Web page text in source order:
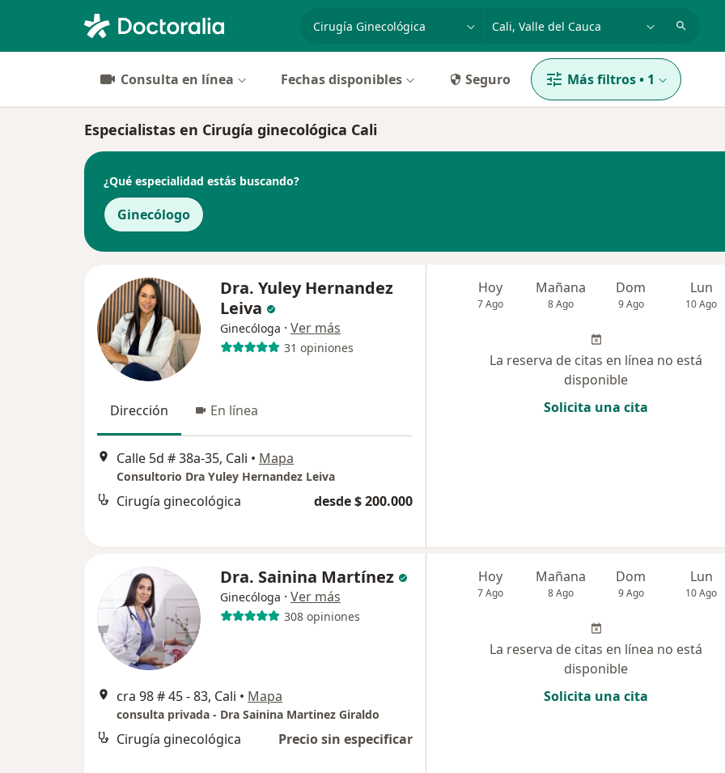
especialidad, enfermedad o nombre
Consulta en línea Fechas disponibles Seguro Más filtros• 1
Especialistas en Cirugía ginecológica Cali
¿Qué especialidad estás buscando?
Ginecólogo
Dra. Yuley Hernandez
Leiva
Ginecóloga · Ver más
31 opiniones
Dirección En línea
Calle 5d # 38a-35, Cali • Mapa
Consultorio Dra Yuley Hernandez Leiva
Cirugía ginecológica desde $ 200.000
Hoy
7 Ago
Mañana
8 Ago
Dom
9 Ago
Lun
10 Ago
La reserva de citas en línea no está
disponible
Solicita una cita
Dra. Sainina Martínez
Ginecóloga · Ver más
308 opiniones
cra 98 # 45 - 83, Cali • Mapa
consulta privada - Dra Sainina Martinez Giraldo
Cirugía ginecológica Precio sin especificar
Hoy
7 Ago
Mañana
8 Ago
Dom
9 Ago
Lun
10 Ago
La reserva de citas en línea no está
disponible
Solicita una cita